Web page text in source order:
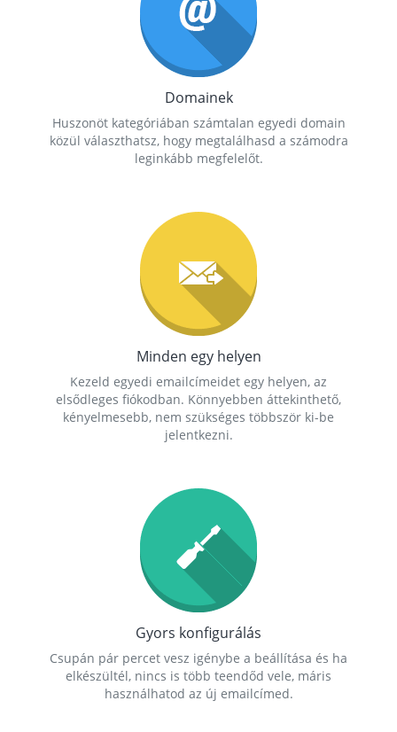
Domainek
Huszonöt kategóriában számtalan egyedi domain
közül választhatsz, hogy megtalálhasd a számodra
leginkább megfelelőt.
Minden egy helyen
Kezeld egyedi emailcímeidet egy helyen, az
elsődleges fiókodban. Könnyebben áttekinthető,
kényelmesebb, nem szükséges többször ki-be
jelentkezni.
Gyors konfigurálás
Csupán pár percet vesz igénybe a beállítása és ha
elkészültél, nincs is több teendőd vele, máris
használhatod az új emailcímed.